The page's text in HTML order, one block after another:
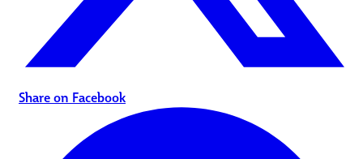
Share on Facebook